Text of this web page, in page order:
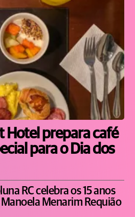
Hotel prepara café
para o Dia dos
RC celebra os 15 anos
Menarim Requião